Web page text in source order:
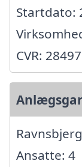
Startdato:
CVR:
Ansatte: 4